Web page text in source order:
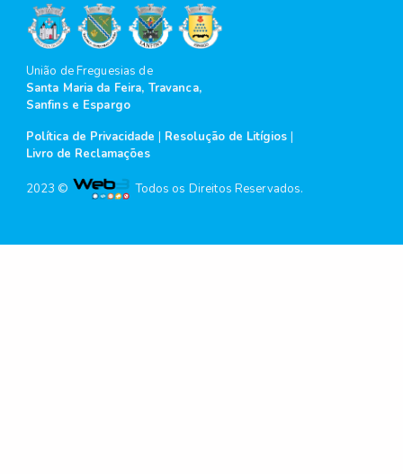
União de Freguesias de
Santa Maria da Feira, Travanca,
Sanfins e Espargo
Política de Privacidade | Resolução de Litígios |
Livro de Reclamações
2023 © Todos os Direitos Reservados.